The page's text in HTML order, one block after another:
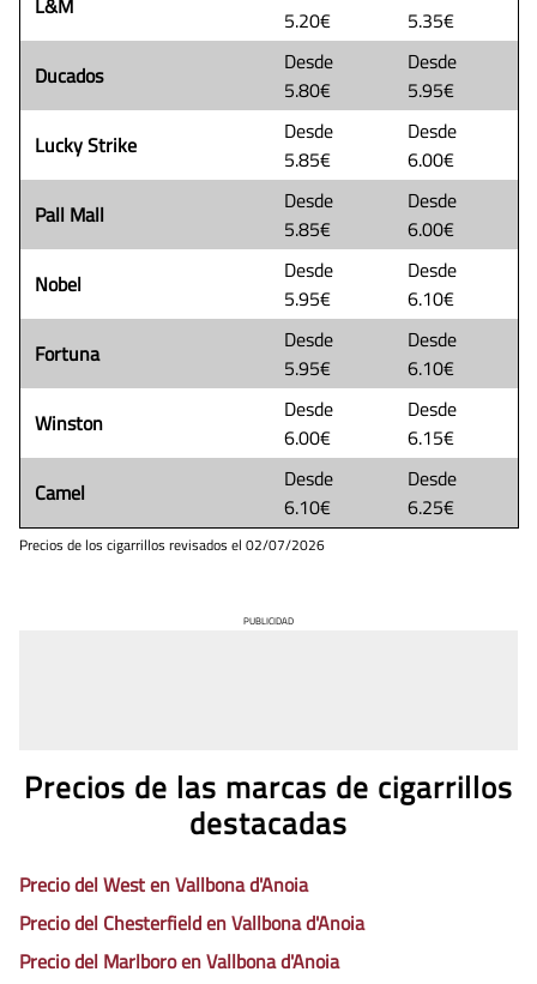
L&M
5.20€
5.35€
Ducados
Desde
5.80€
Desde
5.95€
Lucky Strike
Desde
5.85€
Desde
6.00€
Pall Mall
Desde
5.85€
Desde
6.00€
Nobel
Desde
5.95€
Desde
6.10€
Fortuna
Desde
5.95€
Desde
6.10€
Winston
Desde
6.00€
Desde
6.15€
Camel
Desde
6.10€
Desde
6.25€
Precios de los cigarrillos revisados el 02/07/2026
PUBLICIDAD
Precios de las marcas de cigarrillos
destacadas
Precio del West en Vallbona d'Anoia
Precio del Chesterfield en Vallbona d'Anoia
Precio del Marlboro en Vallbona d'Anoia